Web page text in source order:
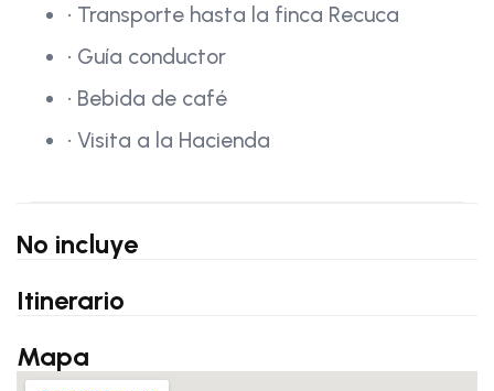
• Transporte hasta la finca Recuca
• Guía conductor
• Bebida de café
• Visita a la Hacienda
No incluye
Itinerario
Mapa